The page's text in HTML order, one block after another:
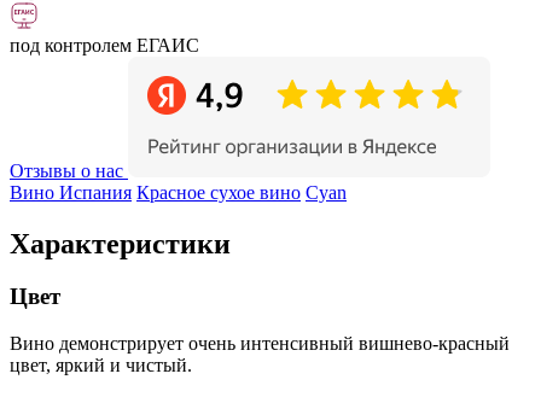
под контролем ЕГАИС
Отзывы о нас
Вино Испания Красное сухое вино Cyan
Характеристики
Цвет
Вино демонстрирует очень интенсивный вишнево-красный
цвет, яркий и чистый.